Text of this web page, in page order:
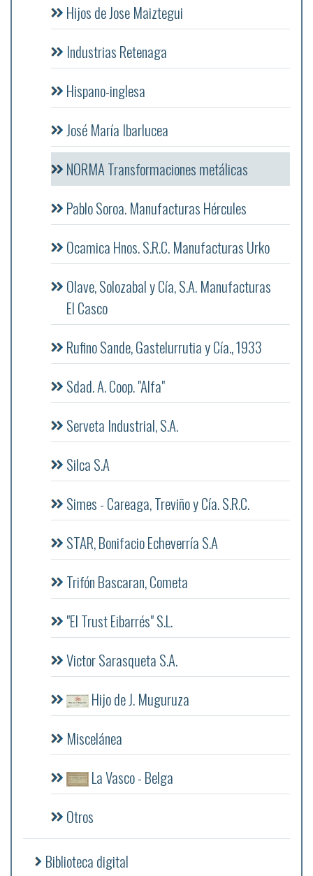
Hijos de Jose Maiztegui
Industrias Retenaga
Hispano-inglesa
José María Ibarlucea
NORMA Transformaciones metálicas
Pablo Soroa. Manufacturas Hércules
Ocamica Hnos. S.R.C. Manufacturas Urko
Olave, Solozabal y Cía, S.A. Manufacturas
El Casco
Rufino Sande, Gastelurrutia y Cía., 1933
Sdad. A. Coop. "Alfa"
Serveta Industrial, S.A.
Silca S.A
Simes - Careaga, Treviño y Cía. S.R.C.
STAR, Bonifacio Echeverría S.A
Trifón Bascaran, Cometa
"El Trust Eibarrés" S.L.
Victor Sarasqueta S.A.
Hijo de J. Muguruza
Miscelánea
La Vasco - Belga
Otros
Biblioteca digital